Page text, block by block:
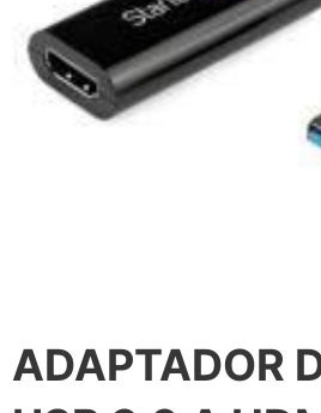
ADAPTADOR